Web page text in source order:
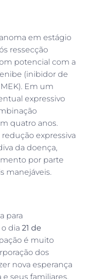
em estágio
ressecção
potencial com a
(inibidor de
Em um
expressivo
quatro anos.
expressiva
da doença,
por parte
manejáveis.
para
dia 21 de
é muito
dos
nova esperança
seus familiares.